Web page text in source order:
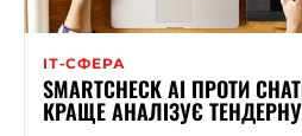
ІТ-СФЕРА
SMARTCHECK AI ПРОТИ
КРАЩЕ АНАЛІЗУЄ